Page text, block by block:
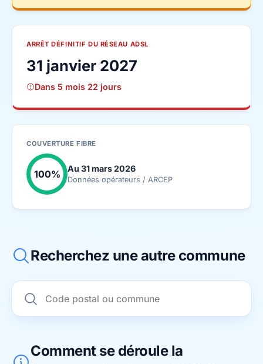
ARRÊT DÉFINITIF DU RÉSEAU ADSL
31 janvier 2027
Dans 5 mois 22 jours
COUVERTURE FIBRE
100% Au 31 mars 2026
Données opérateurs / ARCEP
Recherchez une autre commune
Comment se déroule la